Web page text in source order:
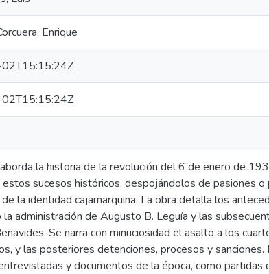
Enrique
la historia de la revolución del 6 de enero de
sucesos históricos, despojándolos de pasiones
la identidad cajamarquina. La obra detalla los
la administración de Augusto B. Leguía y las
Se narra con minuciosidad el asalto a los
y las posteriores detenciones, procesos y
y documentos de la época, como